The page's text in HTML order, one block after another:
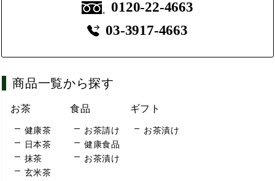
0120-22-4663
03-3917-4663
商品一覧から探す
お茶
健康茶
日本茶
抹茶
玄米茶
食品
お茶請け
健康食品
お茶漬け
ギフト
お茶漬け